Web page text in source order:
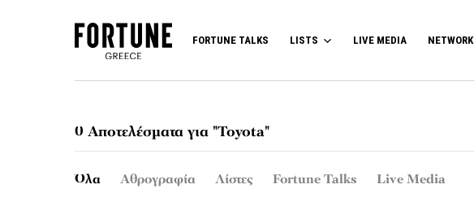
FORTUNE TALKS LISTS LIVE MEDIA NETWORK
0 Αποτελέσματα για "Toyota"
Όλα Αθρογραφία Λίστες Fortune Talks Live Media